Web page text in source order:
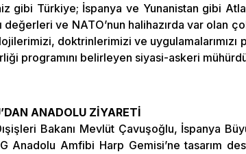
gibi Türkiye; İspanya ve Yunanistan gibi
değerleri ve NATO’nun halihazırda var olan
doktrinlerimizi ve uygulamalarımızı
programını belirleyen siyasi-askeri
ANADOLU ZİYARETİ
Bakanı Mevlüt Çavuşoğlu, İspanya
Anadolu Amfibi Harp Gemisi’ne tasarım